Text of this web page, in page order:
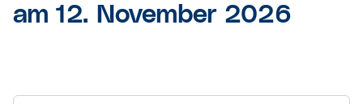
am 12. November 2026